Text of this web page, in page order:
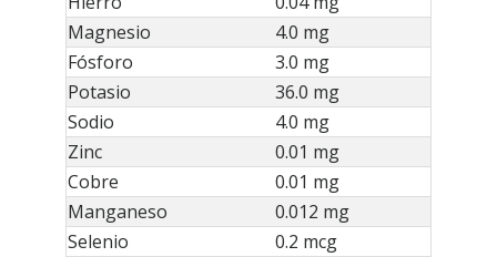
Magnesio
4.0 mg
Fósforo
3.0 mg
Potasio
36.0 mg
Sodio
4.0 mg
Zinc
0.01 mg
Cobre
0.01 mg
Manganeso
0.012 mg
Selenio
0.2 mcg